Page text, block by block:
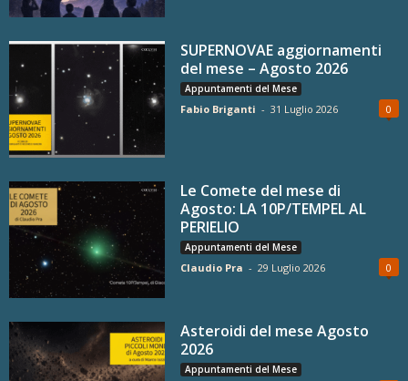
SUPERNOVAE aggiornamenti
del mese – Agosto 2026
Appuntamenti del Mese
Fabio Briganti - 31 Luglio 2026 0
Le Comete del mese di
Agosto: LA 10P/TEMPEL AL
PERIELIO
Appuntamenti del Mese
Claudio Pra - 29 Luglio 2026 0
Asteroidi del mese Agosto
2026
Appuntamenti del Mese